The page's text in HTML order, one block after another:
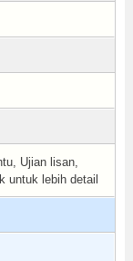
Ujian lisan,
untuk lebih detail